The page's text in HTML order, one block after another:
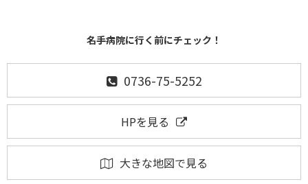
名手病院に行く前にチェック！
0736-75-5252
HPを見る
大きな地図で見る